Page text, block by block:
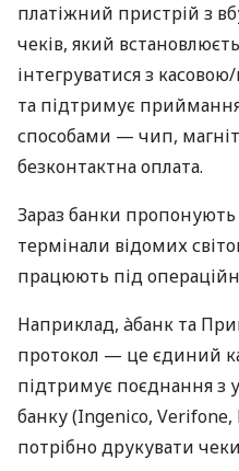
платіжний пристрій з
чеків, який
інтегруватися з
та підтримує
способами — чип,
безконтактна оплата.
Зараз банки пропонують
термінали відомих
працюють під
Наприклад, àбанк та
протокол — це єдиний
підтримує поєднання з
банку (Ingenico, Verifone,
потрібно друкувати